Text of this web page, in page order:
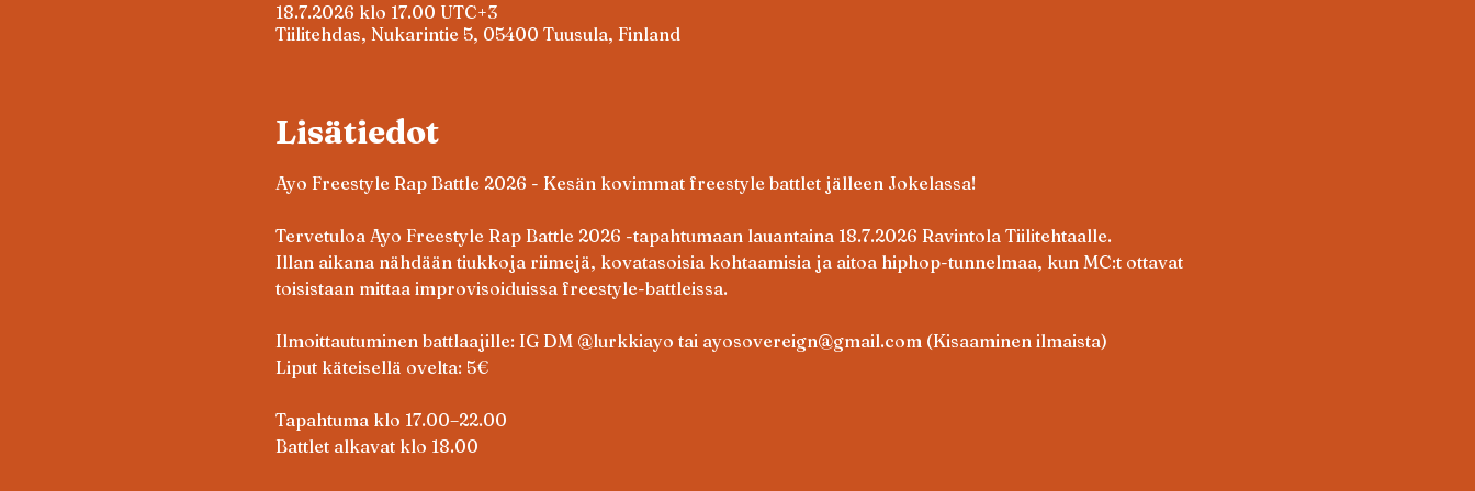
18.7.2026 klo 17.00 UTC+3
Tiilitehdas, Nukarintie 5, 05400 Tuusula, Finland
Lisätiedot
Ayo Freestyle Rap Battle 2026 - Kesän kovimmat freestyle battlet jälleen Jokelassa!
Tervetuloa Ayo Freestyle Rap Battle 2026 -tapahtumaan lauantaina 18.7.2026 Ravintola Tiilitehtaalle.
Illan aikana nähdään tiukkoja riimejä, kovatasoisia kohtaamisia ja aitoa hiphop-tunnelmaa, kun MC:t ottavat
toisistaan mittaa improvisoiduissa freestyle-battleissa.
Ilmoittautuminen battlaajille: IG DM @lurkkiayo tai ayosovereign@gmail.com (Kisaaminen ilmaista)
Liput käteisellä ovelta: 5€
Tapahtuma klo 17.00–22.00
Battlet alkavat klo 18.00